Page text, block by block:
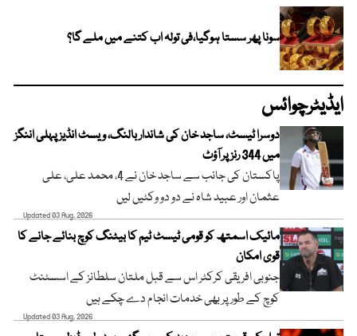
سونا پھر سستا ہوگیا،فی تولہ اب کتنے میں ملے گا؟
ایڈیٹرچوائس
دوسرا ٹیسٹ، ساجد خان کی شاندار بالنگ، ویسٹ انڈیز پہلی اننگز
میں 344 رنز پر آؤٹ
پاکستان کی جانب سے ساجد خان نے 4، محمد علی، علی
عثمان اور عبید شاہ نے دو دو وکٹیں لیں
Updated 03 Aug, 2026
مائیک اسمتھ کو قومی ٹیسٹ ٹیم کا بیٹنگ کوچ بنائے جانے کا
قوی امکان
جنوبی افریقی کرکٹر اس سے قبل ملتان سلطانز کے اسسٹنٹ
کوچ کے طور پر بھی خدمات انجام دے چکے ہیں
Updated 03 Aug, 2026